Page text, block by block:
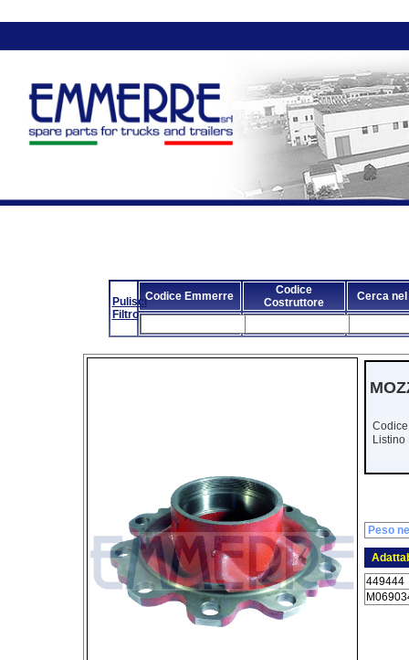
Pulisci
Filtro
Codice Emmerre
Codice
Costruttore
Cerca nel
Peso
449444